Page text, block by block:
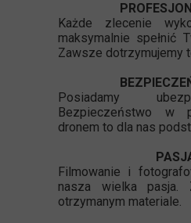
Każde zlecenie
maksymalnie spełnić
Zawsze dotrzymujemy
Posiadamy
Bezpieczeństwo w
dronem to dla nas
Filmowanie i
nasza wielka
otrzymanym materiale.